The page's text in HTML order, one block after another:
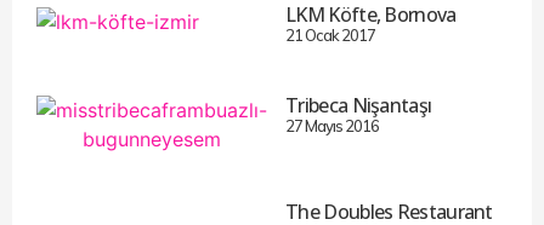
LKM Köfte, Bornova
21 Ocak 2017
Tribeca Nişantaşı
27 Mayıs 2016
The Doubles Restaurant